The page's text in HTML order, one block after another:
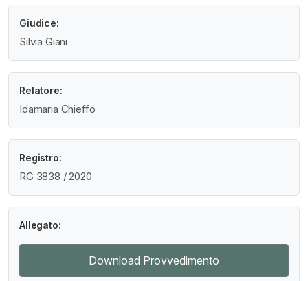
Giudice:
Silvia Giani
Relatore:
Idamaria Chieffo
Registro:
RG 3838 / 2020
Allegato:
Download Provvedimento